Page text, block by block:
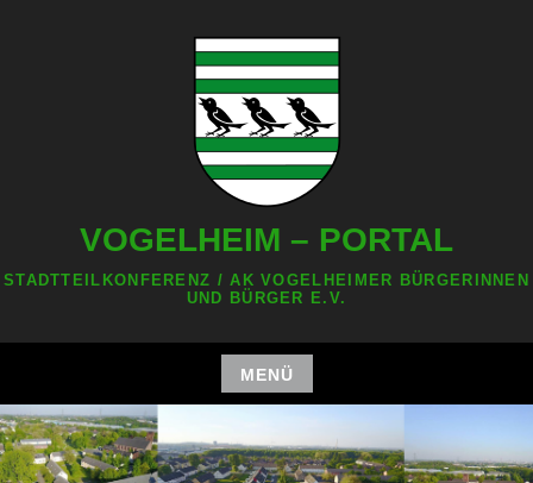
VOGELHEIM – PORTAL
STADTTEILKONFERENZ / AK VOGELHEIMER BÜRGERINNEN
UND BÜRGER E.V.
MENÜ
Zum
Inhalt
springen